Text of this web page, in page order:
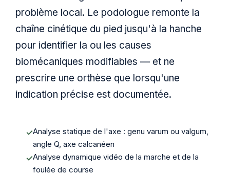
problème local. Le podologue remonte la
chaîne cinétique du pied jusqu'à la hanche
pour identifier la ou les causes
biomécaniques modifiables — et ne
prescrire une orthèse que lorsqu'une
indication précise est documentée.
Analyse statique de l'axe : genu varum ou valgum,
angle Q, axe calcanéen
Analyse dynamique vidéo de la marche et de la
foulée de course